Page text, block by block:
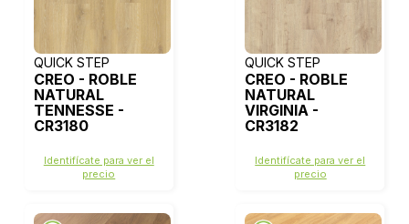
QUICK STEP
CREO - ROBLE
NATURAL
TENNESSE -
CR3180
Identifícate para ver el
precio
QUICK STEP
CREO - ROBLE
NATURAL
VIRGINIA -
CR3182
Identifícate para ver el
precio